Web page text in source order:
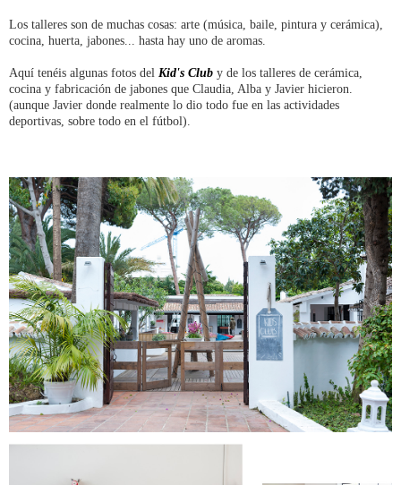
Los talleres son de muchas cosas: arte (música, baile, pintura y cerámica),
cocina, huerta, jabones... hasta hay uno de aromas.
Aquí tenéis algunas fotos del Kid's Club y de los talleres de cerámica,
cocina y fabricación de jabones que Claudia, Alba y Javier hicieron.
(aunque Javier donde realmente lo dio todo fue en las actividades
deportivas, sobre todo en el fútbol).